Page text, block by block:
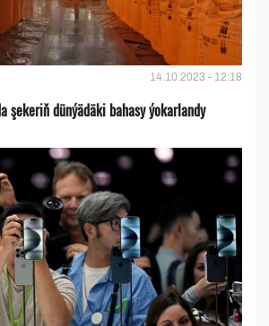
14.10.2023 - 12:18
şekeriň dünýädäki bahasy ýokarlandy